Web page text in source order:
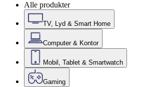
Alle produkter
TV, Lyd & Smart Home
Computer & Kontor
Mobil, Tablet & Smartwatch
Gaming